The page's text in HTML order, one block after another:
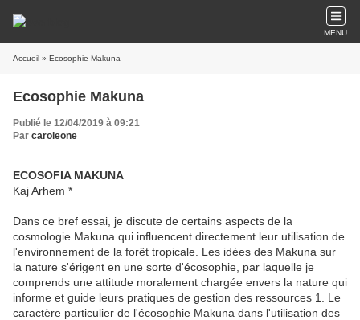
MENU
Accueil » Ecosophie Makuna
Ecosophie Makuna
Publié le 12/04/2019 à 09:21
Par caroleone
ECOSOFIA MAKUNA
Kaj Arhem *
Dans ce bref essai, je discute de certains aspects de la
cosmologie Makuna qui influencent directement leur utilisation de
l'environnement de la forêt tropicale. Les idées des Makuna sur
la nature s'érigent en une sorte d'écosophie, par laquelle je
comprends une attitude moralement chargée envers la nature qui
informe et guide leurs pratiques de gestion des ressources 1. Le
caractère particulier de l'écosophie Makuna dans l'utilisation des